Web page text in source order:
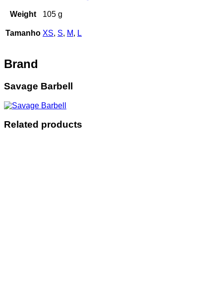
Weight 105 g
Tamanho XS, S, M, L
Brand
Savage Barbell
Related products